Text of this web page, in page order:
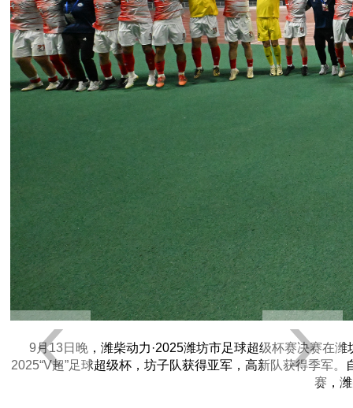
9月13日晚，潍柴动力·2025潍坊市足球超级杯赛决赛在
2025“V超”足球超级杯，坊子队获得亚军，高新队获得季军
赛，